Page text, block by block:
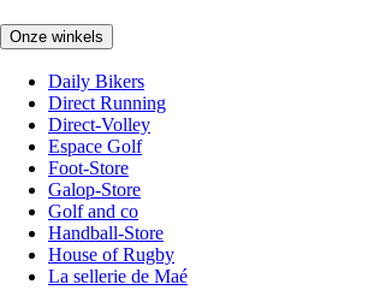
Onze winkels
Daily Bikers
Direct Running
Direct-Volley
Espace Golf
Foot-Store
Galop-Store
Golf and co
Handball-Store
House of Rugby
La sellerie de Maé